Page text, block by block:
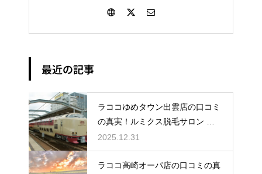
最近の記事
ラココゆめタウン出雲店の口コミ
の真実！ルミクス脱毛サロン ラ
ココゆめタウン出雲店のレビュー
＆評判
2025.12.31
ラココ高崎オーパ店の口コミの真